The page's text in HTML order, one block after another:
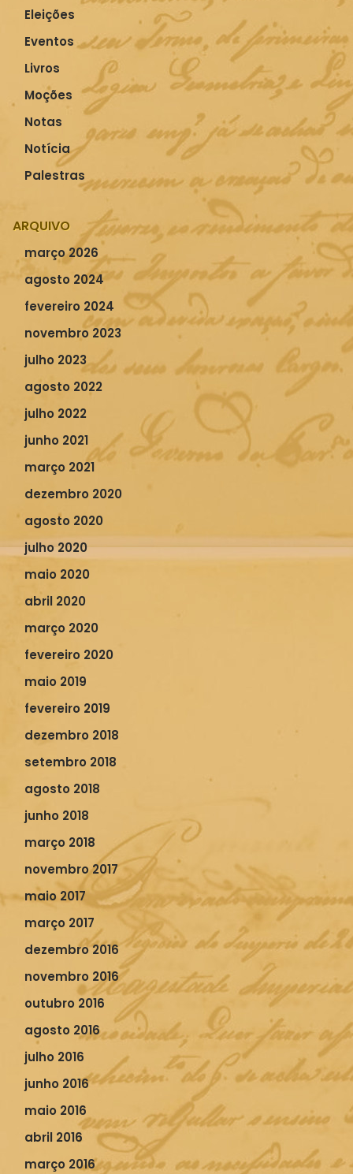
Eleições
Eventos
Livros
Moções
Notas
Notícia
Palestras
ARQUIVO
março 2026
agosto 2024
fevereiro 2024
novembro 2023
julho 2023
agosto 2022
julho 2022
junho 2021
março 2021
dezembro 2020
agosto 2020
julho 2020
maio 2020
abril 2020
março 2020
fevereiro 2020
maio 2019
fevereiro 2019
dezembro 2018
setembro 2018
agosto 2018
junho 2018
março 2018
novembro 2017
maio 2017
março 2017
dezembro 2016
novembro 2016
outubro 2016
agosto 2016
julho 2016
junho 2016
maio 2016
abril 2016
março 2016